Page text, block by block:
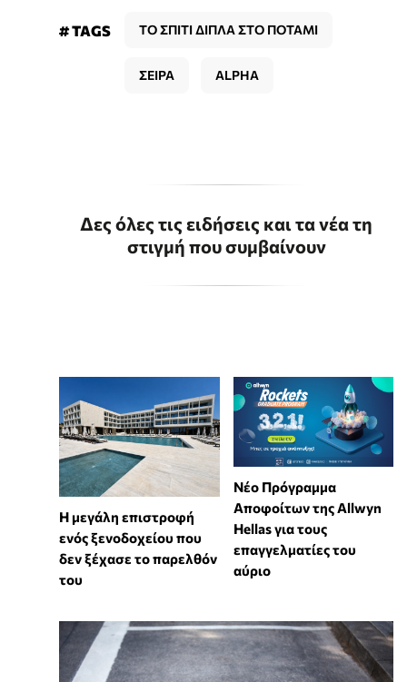
# TAGS ΤΟ ΣΠΙΤΙ ΔΙΠΛΑ ΣΤΟ ΠΟΤΑΜΙ
ΣΕΙΡΑ ALPHA
Δες όλες τις ειδήσεις και τα νέα τη
στιγμή που συμβαίνουν
Η μεγάλη επιστροφή
ενός ξενοδοχείου που
δεν ξέχασε το παρελθόν
του
Νέο Πρόγραμμα
Αποφοίτων της Allwyn
Hellas για τους
επαγγελματίες του
αύριο